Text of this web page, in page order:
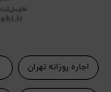
اجاره روزانه تهران